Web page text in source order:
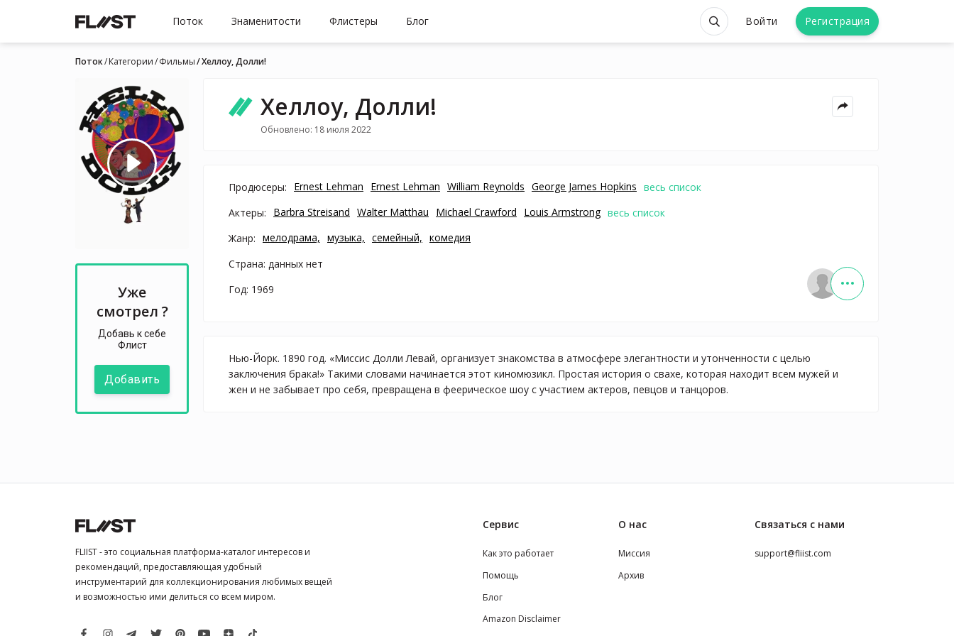
Поток Знаменитости Флистеры Блог Войти Регистрация
Поток Категории Фильмы Хеллоу, Долли!
Уже
смотрел ?
Добавь к себе
Флист
Добавить
Хеллоу, Долли!
Обновлено: 18 июля 2022
Продюсеры: Ernest Lehman Ernest Lehman William Reynolds George James Hopkins весь список
Актеры:
Barbra Streisand Walter Matthau Michael Crawford Louis Armstrong весь список
Жанр: мелодрама, музыка, семейный, комедия
Страна: данных нет
Год: 1969
Нью-Йорк. 1890 год. «Миссис Долли Левай, организует знакомства в атмосфере элегантности и утонченности с целью
заключения брака!» Такими словами начинается этот киномюзикл. Простая история о свахе, которая находит всем мужей и
жен и не забывает про себя, превращена в феерическое шоу с участием актеров, певцов и танцоров.
FLIIST - это социальная платформа-каталог интересов и
рекомендаций, предоставляющая удобный
инструментарий для коллекционирования любимых вещей
и возможностью ими делиться со всем миром.
Сервис
Как это работает
Помощь
Блог
Amazon Disclaimer
О нас
Миссия
Архив
Связаться с нами
support@fliist.com